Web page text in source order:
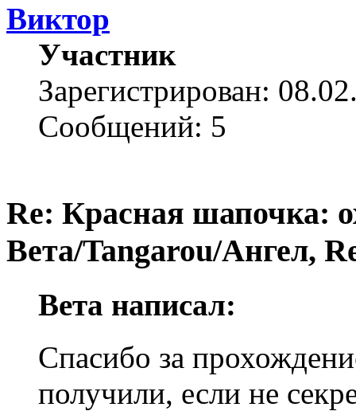
Виктор
Участник
Зарегистрирован:
Сообщений: 5
Re: Красная шапочка:
Вета/Tangarou/Ангел,
Вета написал:
Спасибо за
получили, если не